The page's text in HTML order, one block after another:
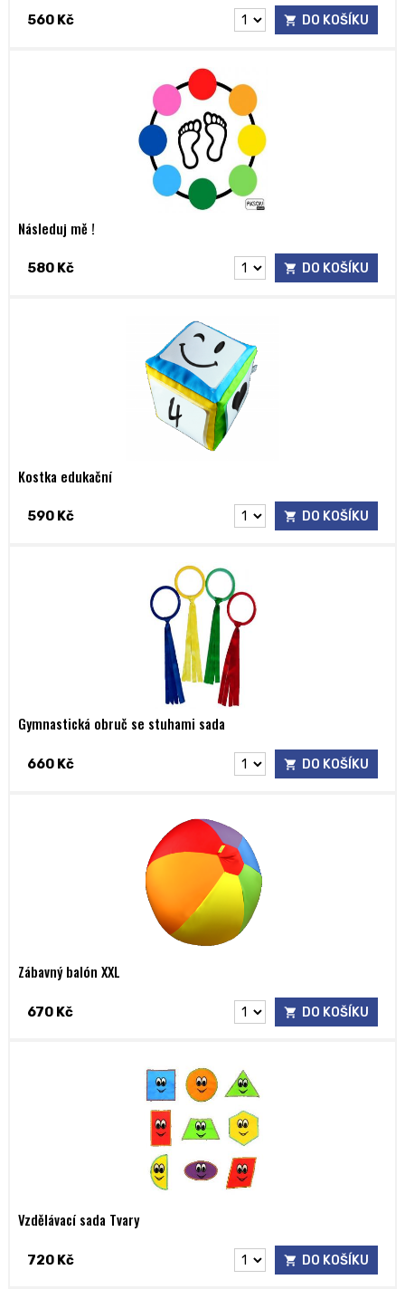
560 Kč DO KOŠÍKU
Následuj mě !
580 Kč DO KOŠÍKU
Kostka edukační
590 Kč DO KOŠÍKU
Gymnastická obruč se stuhami sada
660 Kč DO KOŠÍKU
Zábavný balón XXL
670 Kč DO KOŠÍKU
Vzdělávací sada Tvary
720 Kč DO KOŠÍKU